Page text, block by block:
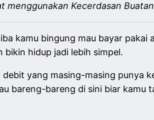
menggunakan Kecerdasan
kamu bingung mau bayar pakai
hidup jadi lebih simpel.
yang masing-masing punya
bareng-bareng di sini biar kamu